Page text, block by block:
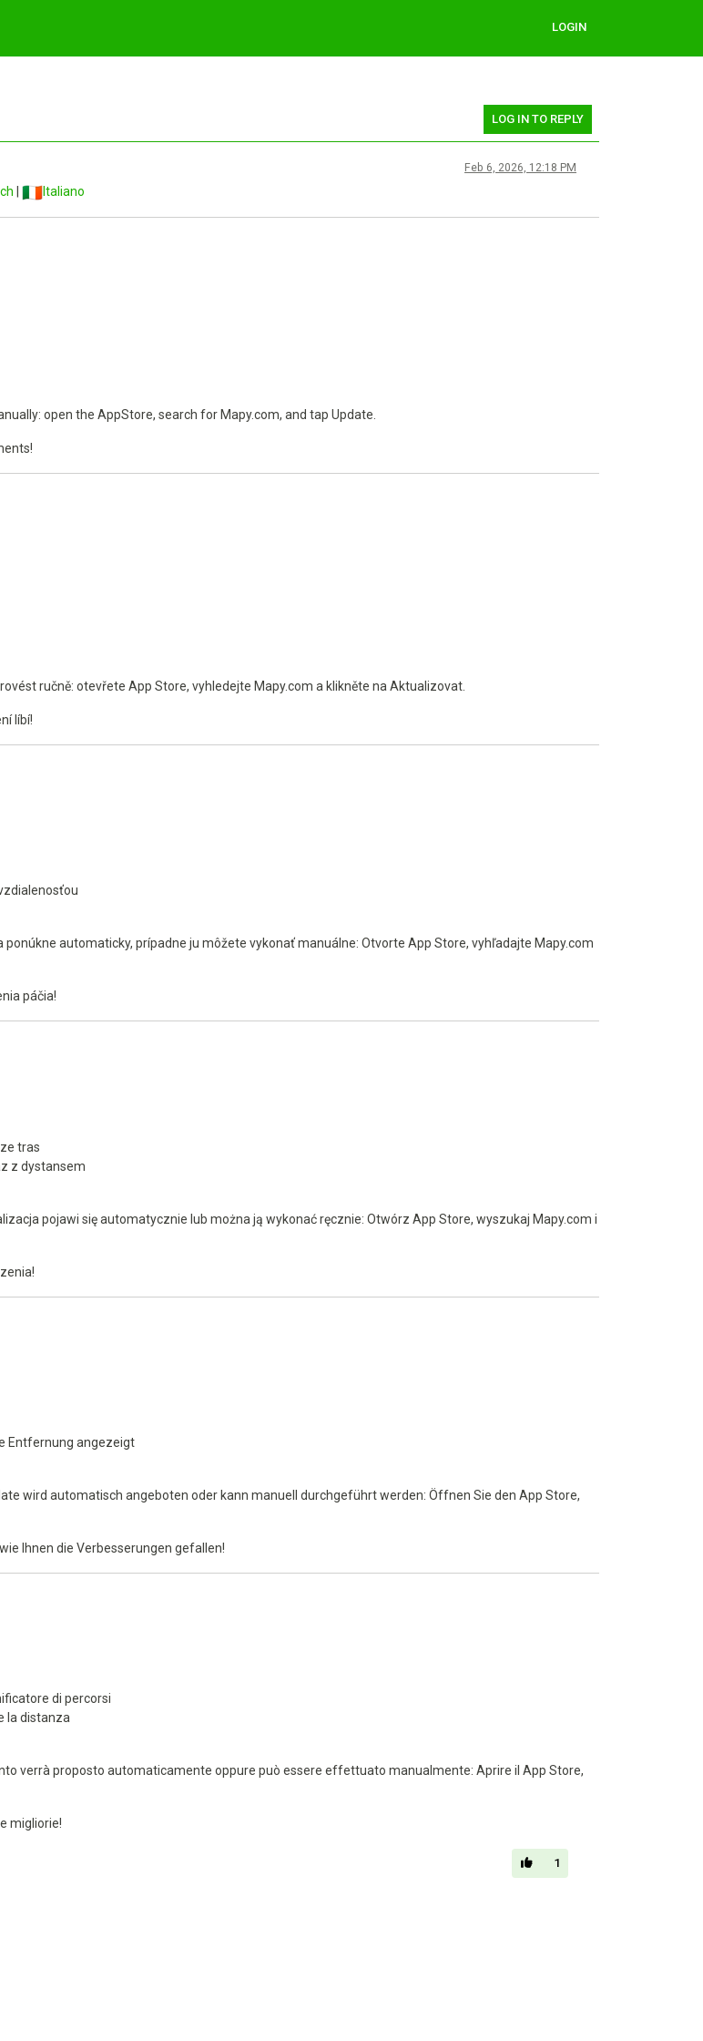
LOGIN
LOG IN TO REPLY
Feb 6, 2026, 12:18 PM
Italiano
open the AppStore, search for Mapy.com, and tap Update.
ručně: otevřete App Store, vyhledejte Mapy.com a klikněte na Aktualizovat.
líbí!
automaticky, prípadne ju môžete vykonať manuálne: Otvorte App Store, vyhľadajte Mapy.com
páčia!
tras
z dystansem
pojawi się automatycznie lub można ją wykonać ręcznie: Otwórz App Store, wyszukaj Mapy.com i
Entfernung angezeigt
wird automatisch angeboten oder kann manuell durchgeführt werden: Öffnen Sie den App Store,
Ihnen die Verbesserungen gefallen!
di percorsi
la distanza
verrà proposto automaticamente oppure può essere effettuato manualmente: Aprire il App Store,
migliorie!
1